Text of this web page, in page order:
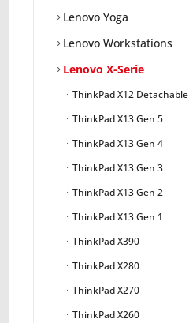
Lenovo Yoga
Lenovo Workstations
Lenovo X-Serie
ThinkPad X12 Detachable
ThinkPad X13 Gen 5
ThinkPad X13 Gen 4
ThinkPad X13 Gen 3
ThinkPad X13 Gen 2
ThinkPad X13 Gen 1
ThinkPad X390
ThinkPad X280
ThinkPad X270
ThinkPad X260